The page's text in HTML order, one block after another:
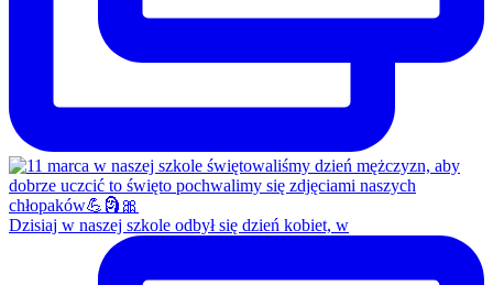
Dzisiaj w naszej szkole odbył się dzień kobiet, w